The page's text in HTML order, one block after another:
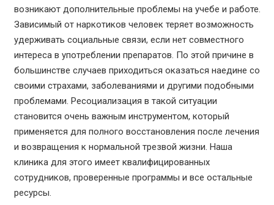
возникают дополнительные проблемы на учебе и работе.
Зависимый от наркотиков человек теряет возможность
удерживать социальные связи, если нет совместного
интереса в употреблении препаратов. По этой причине в
большинстве случаев приходиться оказаться наедине со
своими страхами, заболеваниями и другими подобными
проблемами. Ресоциализация в такой ситуации
становится очень важным инструментом, который
применяется для полного восстановления после лечения
и возвращения к нормальной трезвой жизни. Наша
клиника для этого имеет квалифицированных
сотрудников, проверенные программы и все остальные
ресурсы.